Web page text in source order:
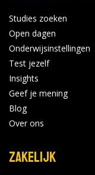
Studies zoeken
Open dagen
Onderwijsinstellingen
Test jezelf
Insights
Geef je mening
Blog
Over ons
Zakelijk